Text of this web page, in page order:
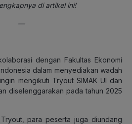
di artikel ini!
—
dengan Fakultas Ekonomi
dalam menyediakan wadah
mengikuti Tryout SIMAK UI dan
diselenggarakan pada tahun 2025
para peserta juga diundang